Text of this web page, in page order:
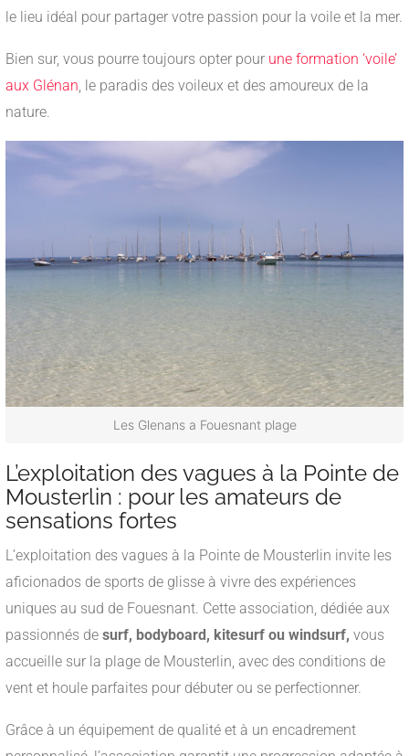
le lieu idéal pour partager votre passion pour la voile et la mer.
Bien sur, vous pourre toujours opter pour une formation ‘voile’
aux Glénan, le paradis des voileux et des amoureux de la
nature.
Les Glenans a Fouesnant plage
L’exploitation des vagues à la Pointe de
Mousterlin : pour les amateurs de
sensations fortes
L’exploitation des vagues à la Pointe de Mousterlin invite les
aficionados de sports de glisse à vivre des expériences
uniques au sud de Fouesnant. Cette association, dédiée aux
passionnés de surf, bodyboard, kitesurf ou windsurf, vous
accueille sur la plage de Mousterlin, avec des conditions de
vent et houle parfaites pour débuter ou se perfectionner.
Grâce à un équipement de qualité et à un encadrement